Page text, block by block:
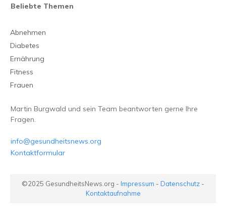
Beliebte Themen
Abnehmen
Diabetes
Ernährung
Fitness
Frauen
Martin Burgwald und sein Team beantworten gerne Ihre
Fragen.
info@gesundheitsnews.org
Kontaktformular
©2025 GesundheitsNews.org - Impressum - Datenschutz -
Kontaktaufnahme